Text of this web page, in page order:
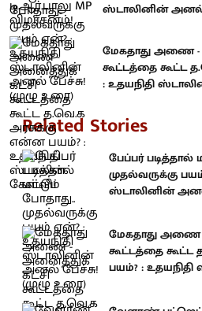
ஸ்டாலினின் அனல்
மேகதாது அணை -
கூட்டத்தை கூட்ட
: உதயநிதி
Related Stories
பேப்பர் படித்தால்
முதல்வருக்கு
ஸ்டாலினின் அனல்
மேகதாது அணை
கூட்டத்தை கூட்ட
பயம்? :